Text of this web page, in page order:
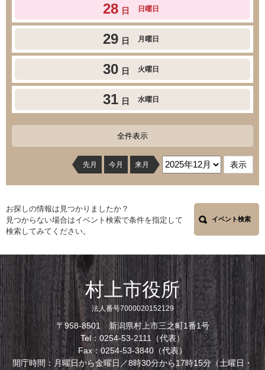
28 日 日曜日
29 日 月曜日
30 日 火曜日
31 日 水曜日
全件表示
先月 今月 来月
お探しの情報は見つかりましたか？
見つからない場合はイベント検索で条件を指定して
検索してみてください。
イベント検索
村上市役所
法人番号7000020152129
〒958-8501 新潟県村上市三之町1番1号
Tel：0254-53-2111（代表）
Fax：0254-53-3840（代表）
開庁時間：月曜日から金曜日／8時30分から17時15分（土曜日・